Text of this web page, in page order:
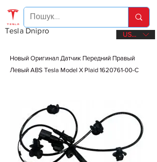
Tesla Dnipro USD ($)
Новый Оригинал Датчик Передний Правый
Левый ABS Tesla Model X Plaid 1620761-00-C